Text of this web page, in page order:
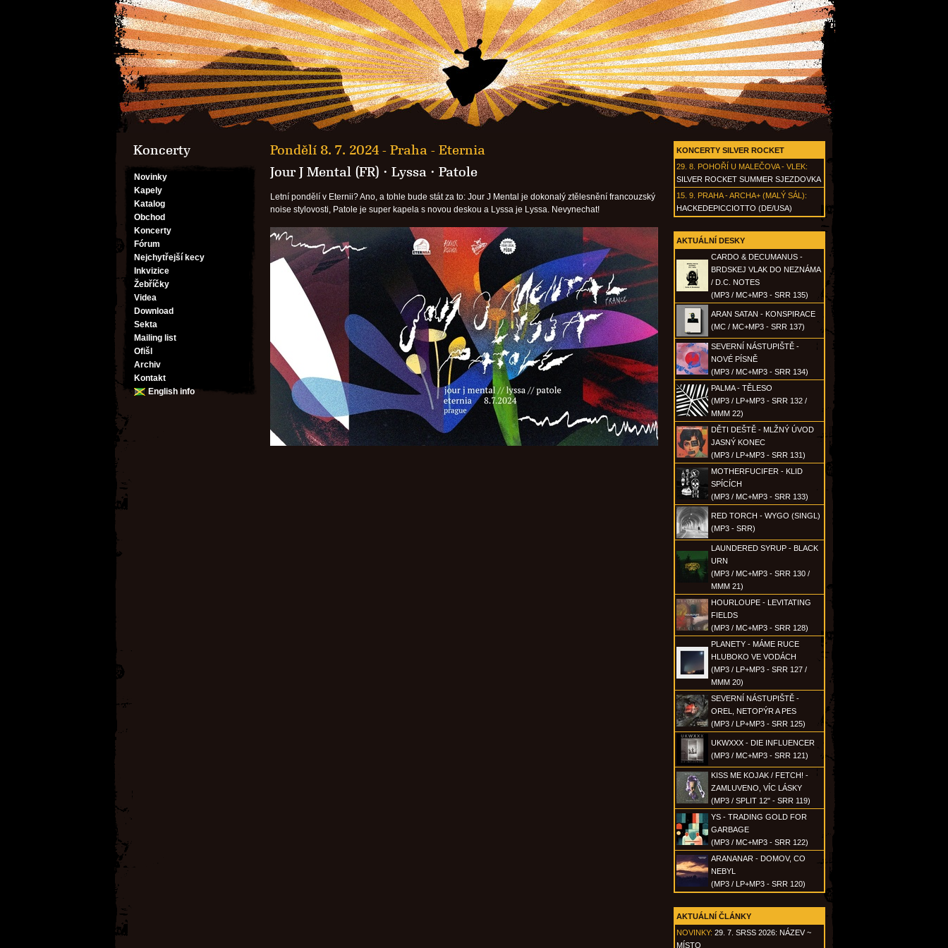
Koncerty
Novinky
Kapely
Katalog
Obchod
Koncerty
Fórum
Nejchytřejší kecy
Inkvizice
Žebříčky
Videa
Download
Sekta
Mailing list
Ofišl
Archiv
Kontakt
English info
KONCERTY SILVER ROCKET
29. 8. POHOŘÍ U MALEČOVA - VLEK:
SILVER ROCKET SUMMER SJEZDOVKA
15. 9. PRAHA - ARCHA+ (MALÝ SÁL):
HACKEDEPICCIOTTO (DE/USA)
AKTUÁLNÍ DESKY
CARDO & DECUMANUS -
BRDSKEJ VLAK DO NEZNÁMA
/ D.C. NOTES
(MP3 / MC+MP3 - SRR 135)
ARAN SATAN - KONSPIRACE
(MC / MC+MP3 - SRR 137)
SEVERNÍ NÁSTUPIŠTĚ -
NOVÉ PÍSNĚ
(MP3 / MC+MP3 - SRR 134)
PALMA - TĚLESO
(MP3 / LP+MP3 - SRR 132 /
MMM 22)
DĚTI DEŠTĚ - MLŽNÝ ÚVOD
JASNÝ KONEC
(MP3 / LP+MP3 - SRR 131)
MOTHERFUCIFER - KLID
SPÍCÍCH
(MP3 / MC+MP3 - SRR 133)
RED TORCH - WYGO (SINGL)
(MP3 - SRR)
LAUNDERED SYRUP - BLACK
URN
(MP3 / MC+MP3 - SRR 130 /
MMM 21)
HOURLOUPE - LEVITATING
FIELDS
(MP3 / MC+MP3 - SRR 128)
PLANETY - MÁME RUCE
HLUBOKO VE VODÁCH
(MP3 / LP+MP3 - SRR 127 /
MMM 20)
SEVERNÍ NÁSTUPIŠTĚ -
OREL, NETOPÝR A PES
(MP3 / LP+MP3 - SRR 125)
UKWXXX - DIE INFLUENCER
(MP3 / MC+MP3 - SRR 121)
KISS ME KOJAK / FETCH! -
ZAMLUVENO, VÍC LÁSKY
(MP3 / SPLIT 12" - SRR 119)
YS - TRADING GOLD FOR
GARBAGE
(MP3 / MC+MP3 - SRR 122)
ARANANAR - DOMOV, CO
NEBYL
(MP3 / LP+MP3 - SRR 120)
AKTUÁLNÍ ČLÁNKY
NOVINKY: 29. 7. SRSS 2026: NÁZEV ~
MÍSTO
Pondělí 8. 7. 2024 - Praha - Eternia
Jour J Mental (FR) · Lyssa · Patole
Letní pondělí v Eternii? Ano, a tohle bude stát za to: Jour J Mental je dokonalý ztělesnění francouzský
noise stylovosti, Patole je super kapela s novou deskou a Lyssa je Lyssa. Nevynechat!